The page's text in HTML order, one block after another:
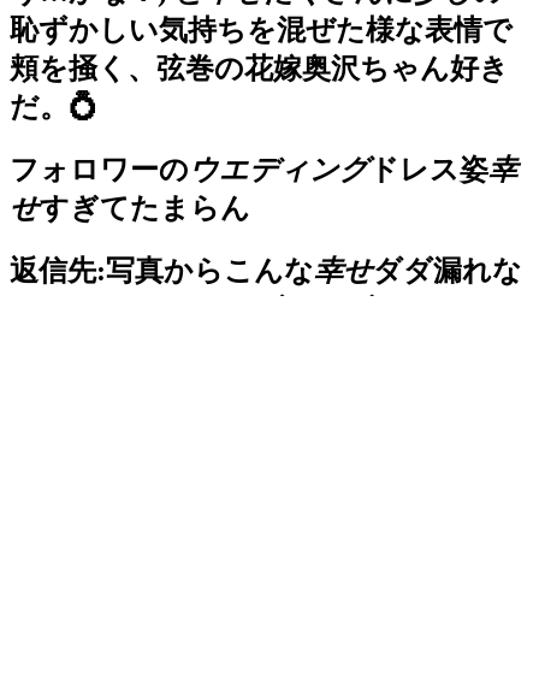
恥ずかしい気持ちを混ぜた様な表情で
頬を掻く、弦巻の花嫁奥沢ちゃん好き
だ。💍
フォロワーのウエディングドレス姿幸
せすぎてたまらん
返信先:写真からこんな幸せダダ漏れな
ことある…？ パンダドラゴンさん